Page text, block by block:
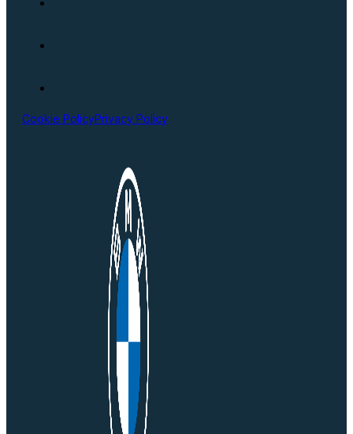
Cookie PolicyPrivacy Policy